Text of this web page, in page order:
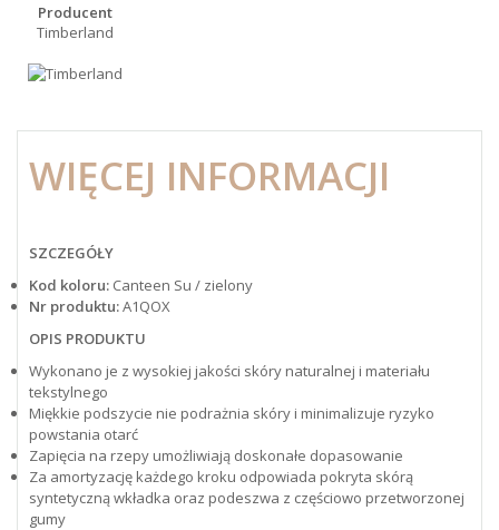
Producent
Timberland
WIĘCEJ INFORMACJI
SZCZEGÓŁY
Kod koloru: Canteen Su / zielony
Nr produktu:A1QOX
OPIS PRODUKTU
Wykonano je z wysokiej jakości skóry naturalnej i materiału
tekstylnego
Miękkie podszycie nie podrażnia skóry i minimalizuje ryzyko
powstania otarć
Zapięcia na rzepy umożliwiają doskonałe dopasowanie
Za amortyzację każdego kroku odpowiada pokryta skórą
syntetyczną wkładka oraz podeszwa z częściowo przetworzonej
gumy